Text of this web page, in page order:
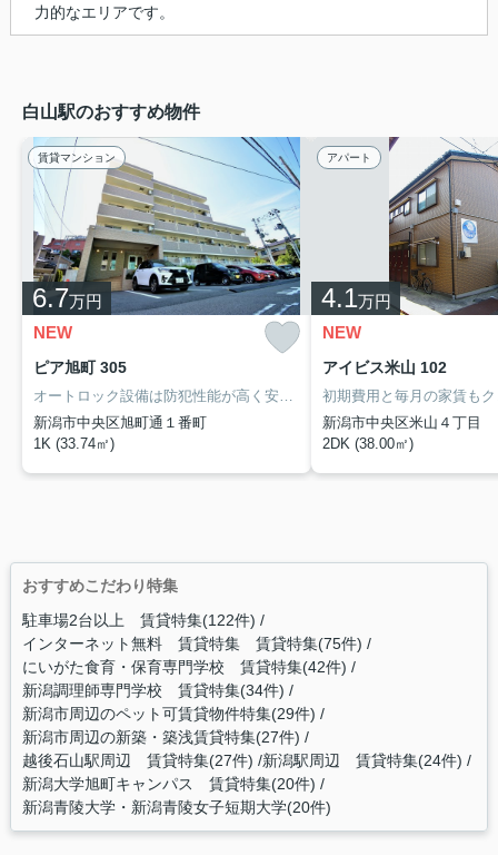
力的なエリアです。
白山駅のおすすめ物件
賃貸マンション
6.7万円
NEW
ピア旭町 305
オートロック設備は防犯性能が高く安心して生活ができます。室内設備は浴室乾燥機・洗面化粧台などが揃っているので、快適に過ごしやすいお部屋になります。ニーズが高い1Kのお部屋、一人暮らしをする方にもおすすめです。新潟市中央区での新生活を始めるなら、ミニミニＦＣ新潟店が住まい探しのお手伝いをいたします。ご要望やこだわりはmiya@miya-niigata.comよりお待ちしております。
新潟市中央区旭町通１番町
1K (33.74㎡)
アパート
4.1万円
NEW
アイビス米山 102
新潟市中央区米山４丁目
2DK (38.00㎡)
おすすめこだわり特集
駐車場2台以上 賃貸特集(122件)
インターネット無料 賃貸特集 賃貸特集(75件)
にいがた食育・保育専門学校 賃貸特集(42件)
新潟調理師専門学校 賃貸特集(34件)
新潟市周辺のペット可賃貸物件特集(29件)
新潟市周辺の新築・築浅賃貸特集(27件)
越後石山駅周辺 賃貸特集(27件) 新潟駅周辺 賃貸特集(24件)
新潟大学旭町キャンパス 賃貸特集(20件)
新潟青陵大学・新潟青陵女子短期大学(20件)